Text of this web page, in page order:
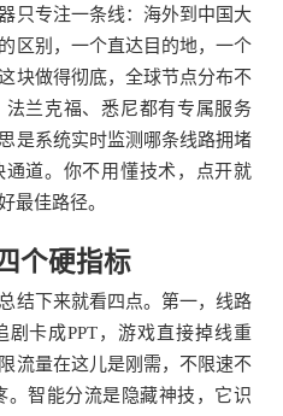
只专注一条线：海外到中国大
区别，一个直达目的地，一个
块做得彻底，全球节点分布不
兰克福、悉尼都有专属服务
是系统实时监测哪条线路拥堵
道。你不用懂技术，点开就
最佳路径。
个硬指标
结下来就看四点。第一，线路
卡成PPT，游戏直接掉线重
流量在这儿是刚需，不限速不
。智能分流是隐藏神技，它识